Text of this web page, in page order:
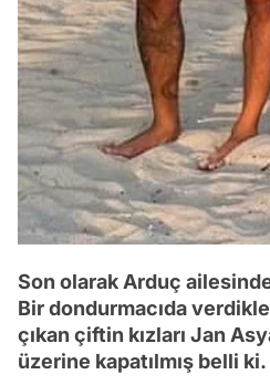
Son olarak Arduç
Bir dondurmacıda
çıkan çiftin kızları Jan
üzerine kapatılmış belli ki.